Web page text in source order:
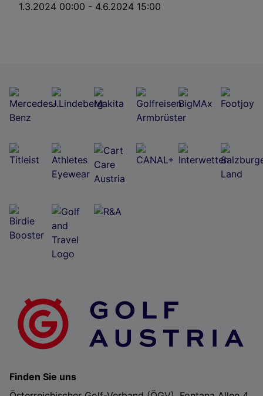
1.3.2024 00:00 - 4.6.2024 15:00
Finden Sie uns